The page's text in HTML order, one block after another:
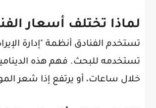
لماذا تختلف أسعار
تستخدم الفنادق أنظمة "إدارة
خلال ساعات، أو يرتفع إذا شعر